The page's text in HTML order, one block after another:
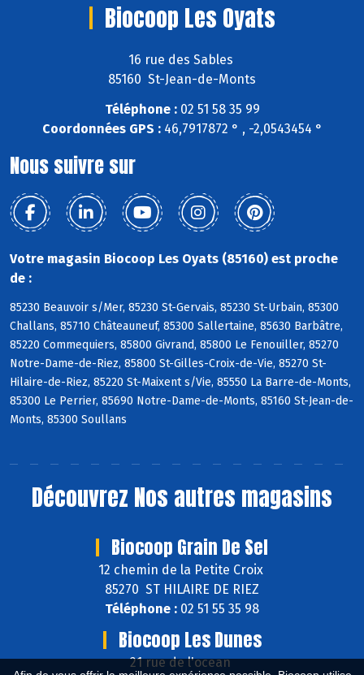
Biocoop Les Oyats
16 rue des Sables
85160 St-Jean-de-Monts
Téléphone :02 51 58 35 99
Coordonnées GPS :46,7917872 ° , -2,0543454 °
Nous suivre sur
Votre magasin Biocoop Les Oyats (85160) est proche
de :
85230 Beauvoir s/Mer, 85230 St-Gervais, 85230 St-Urbain, 85300
Challans, 85710 Châteauneuf, 85300 Sallertaine, 85630 Barbâtre,
85220 Commequiers, 85800 Givrand, 85800 Le Fenouiller, 85270
Notre-Dame-de-Riez, 85800 St-Gilles-Croix-de-Vie, 85270 St-
Hilaire-de-Riez, 85220 St-Maixent s/Vie, 85550 La Barre-de-Monts,
85300 Le Perrier, 85690 Notre-Dame-de-Monts, 85160 St-Jean-de-
Monts, 85300 Soullans
Découvrez Nos autres magasins
Biocoop Grain De Sel
12 chemin de la Petite Croix
85270 ST HILAIRE DE RIEZ
Téléphone : 02 51 55 35 98
Biocoop Les Dunes
21 rue de l'ocean